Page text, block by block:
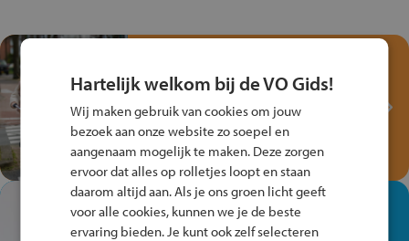
Fiets Veilig
Verkeersspel!
Speel het Fiets Veilig Verkeersspel
en win een Cortina-fiets!
In de winkel ben je op je
plek!
Hartelijk welkom bij de VO Gids!
Wij maken gebruik van cookies om jouw
bezoek aan onze website zo soepel en
aangenaam mogelijk te maken. Deze zorgen
ervoor dat alles op rolletjes loopt en staan
daarom altijd aan. Als je ons groen licht geeft
voor alle cookies, kunnen we je de beste
ervaring bieden. Je kunt ook zelf selecteren